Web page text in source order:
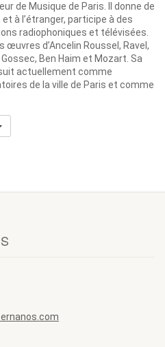
de Musique de Paris. Il donne de
à l’étranger, participe à des
radiophoniques et télévisées.
d’Ancelin Roussel, Ravel,
Ben Haim et Mozart. Sa
actuellement comme
de la ville de Paris et comme